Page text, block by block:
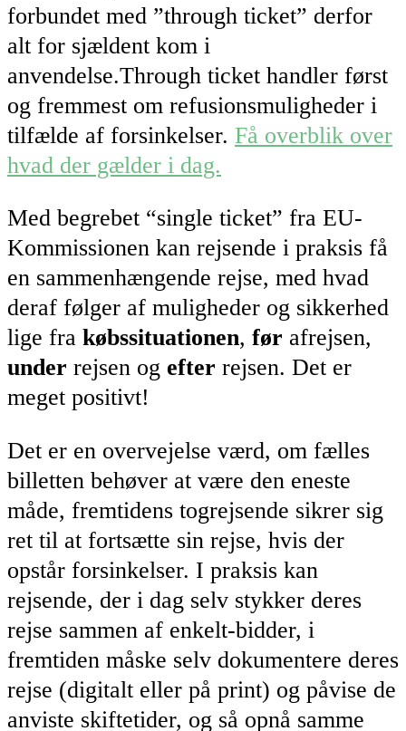
forbundet med ”through ticket” derfor
alt for sjældent kom i
anvendelse.Through ticket handler først
og fremmest om refusionsmuligheder i
tilfælde af forsinkelser. Få overblik over
hvad der gælder i dag.
Med begrebet “single ticket” fra EU-
Kommissionen kan rejsende i praksis få
en sammenhængende rejse, med hvad
deraf følger af muligheder og sikkerhed
lige fra købssituationen, før afrejsen,
under rejsen og efter rejsen. Det er
meget positivt!
Det er en overvejelse værd, om fælles
billetten behøver at være den eneste
måde, fremtidens togrejsende sikrer sig
ret til at fortsætte sin rejse, hvis der
opstår forsinkelser. I praksis kan
rejsende, der i dag selv stykker deres
rejse sammen af enkelt-bidder, i
fremtiden måske selv dokumentere deres
rejse (digitalt eller på print) og påvise de
anviste skiftetider, og så opnå samme